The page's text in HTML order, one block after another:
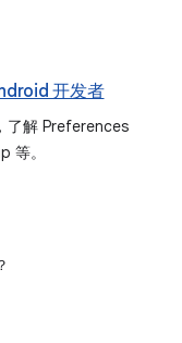
开发者
了解 Preferences
等。